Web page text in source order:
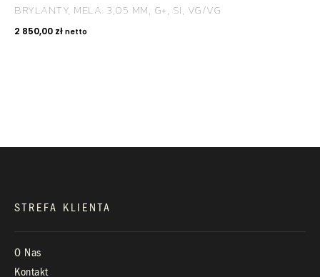
BRYLANTY, MELA: 3,05 MM, G+, SI, VG/VG
2 850,00 zł netto
KONTAKT
STREFA KLIENTA
O Nas
Kontakt